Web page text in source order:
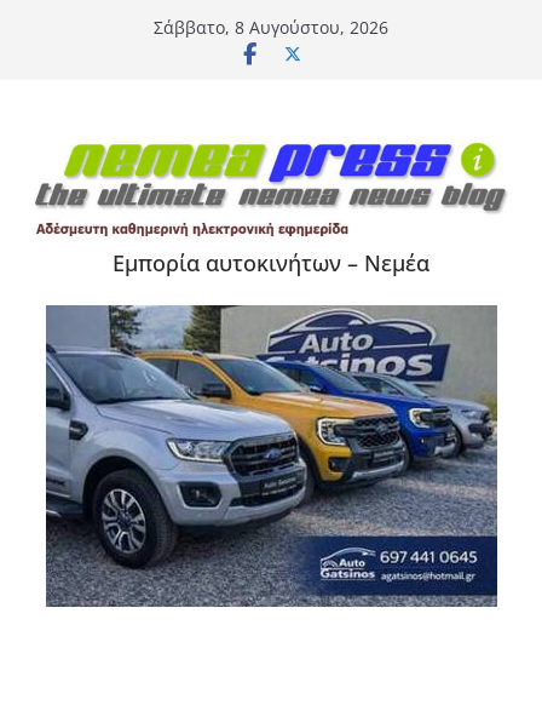
Σάββατο, 8 Αυγούστου, 2026
Εμπορία αυτοκινήτων – Νεμέα